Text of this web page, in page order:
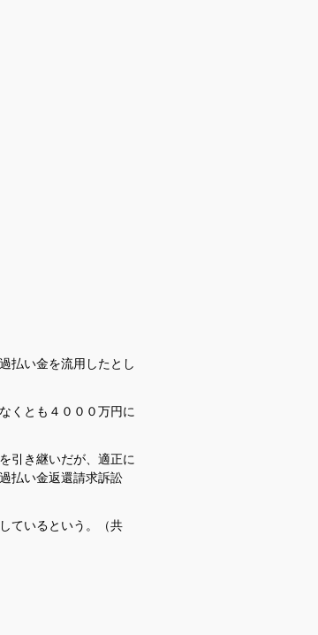
払い金を流用したとし
くとも４０００万円に
引き継いだが、適正に
払い金返還請求訴訟
ているという。（共